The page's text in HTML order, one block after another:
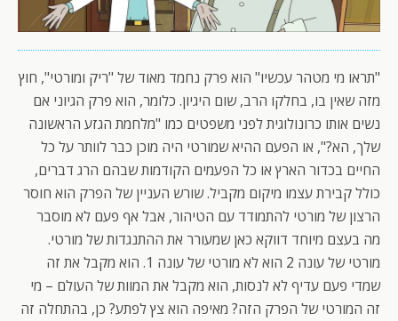
"תראו מי מטהר עכשיו" הוא פרק נחמד מאוד של "ריק ומורטי", חוץ
מזה שאין בו, בחלקו הרב, שום היגיון. כלומר, הוא פרק הגיוני אם
נשים אותו כרונולוגית לפני משפטים כמו "מלחמת הגזע הראשונה
שלך, הא?", או הפעם ההיא שמורטי היה מוכן כבר לוותר על כל
החיים בכדור הארץ או כל הפעמים הקודמות שבהם הרג דברים,
כולל קבירת עצמו מיקום מקביל. שורש העניין של הפרק הוא חוסר
הרצון של מורטי להתמודד עם הטיהור, אבל אף פעם לא מוסבר
מה בעצם מיוחד דווקא כאן שמעורר את ההתנגדות של מורטי.
מורטי של עונה 2 הוא לא מורטי של עונה 1. הוא מקבל את זה
שמדי פעם עדיף לא לנסות, הוא מקבל את המוות של העולם – מי
זה המורטי של הפרק הזה? מאיפה הוא צץ לפתע? כן, בהתחלה זה